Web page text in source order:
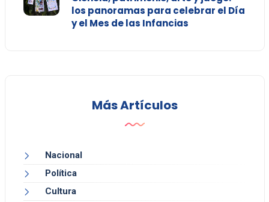
los panoramas para celebrar el Día
y el Mes de las Infancias
Más Artículos
Nacional
Política
Cultura